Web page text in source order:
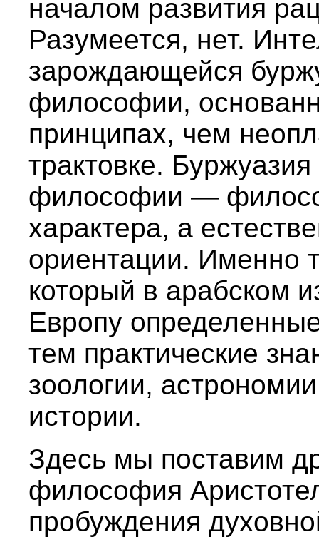
началом развития
Разумеется, нет.
зарождающейся
философии,
принципах, чем
трактовке.
философии —
характера, а
ориентации. Именно
который в арабском
Европу
тем практические
зоологии,
истории.
Здесь мы поставим
философия
пробуждения